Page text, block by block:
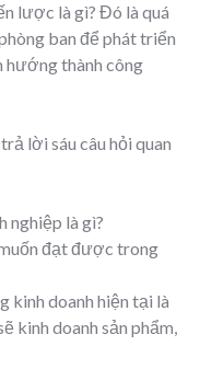
lược là gì? Đó là quá
ban để phát triển
hướng thành công
lời sáu câu hỏi quan
nghiệp là gì?
đạt được trong
kinh doanh hiện tại là
kinh doanh sản phẩm,